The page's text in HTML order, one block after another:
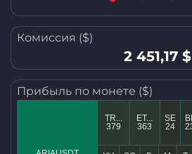
Комиссия ($)
2 451,17 $
Прибыль по монете ($)